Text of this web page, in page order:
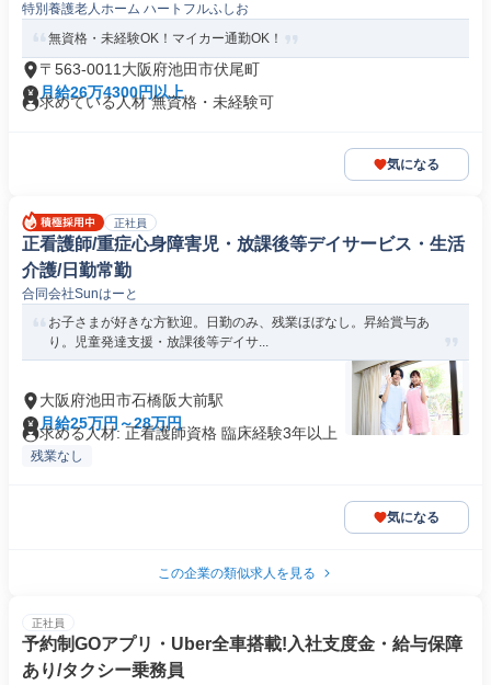
特別養護老人ホーム ハートフルふしお
無資格・未経験OK！マイカー通勤OK！
〒563-0011大阪府池田市伏尾町
月給26万4300円以上
求めている人材 無資格・未経験可
気になる
正社員
正看護師/重症心身障害児・放課後等デイサービス・生活
介護/日勤常勤
合同会社Sunはーと
お子さまが好きな方歓迎。日勤のみ、残業ほぼなし。昇給賞与あ
り。児童発達支援・放課後等デイサ...
大阪府池田市石橋阪大前駅
月給25万円～28万円
求める人材: 正看護師資格 臨床経験3年以上
残業なし
気になる
この企業の類似求人を見る
正社員
予約制GOアプリ・Uber全車搭載!入社支度金・給与保障
あり/タクシー乗務員